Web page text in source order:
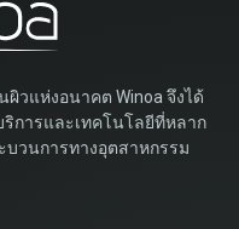
วแห่งอนาคต Winoa จึงได้
การและเทคโนโลยีที่หลาก
บวนการทางอุตสาหกรรม